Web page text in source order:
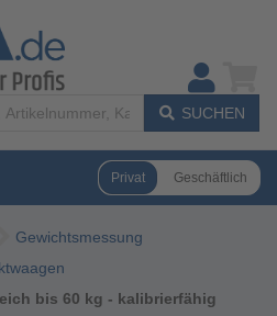
SUCHEN
Privat Geschäftlich
Gewichtsmessung
bis 60 kg - kalibrierfähig